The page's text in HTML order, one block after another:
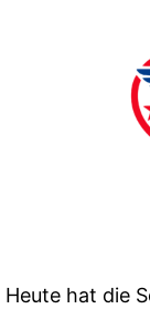
Heute hat die